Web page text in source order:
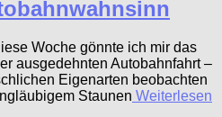
Woche gönnte ich mir das
ausgedehnten Autobahnfahrt –
Eigenarten beobachten
Staunen Weiterlesen